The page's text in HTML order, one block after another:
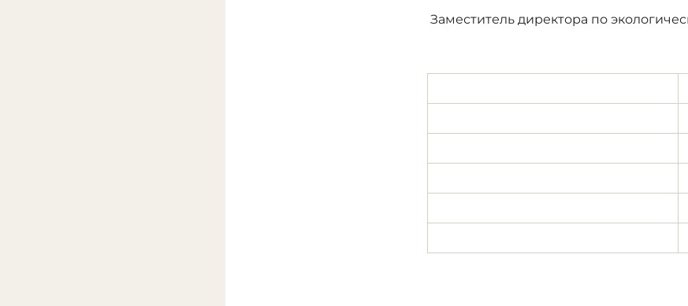
Заместитель директора по